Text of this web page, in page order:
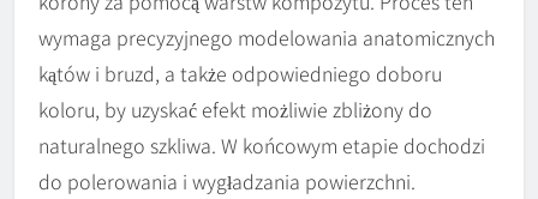
wymaga precyzyjnego modelowania anatomicznych
kątów i bruzd, a także odpowiedniego doboru
koloru, by uzyskać efekt możliwie zbliżony do
naturalnego szkliwa. W końcowym etapie dochodzi
do polerowania i wygładzania powierzchni.